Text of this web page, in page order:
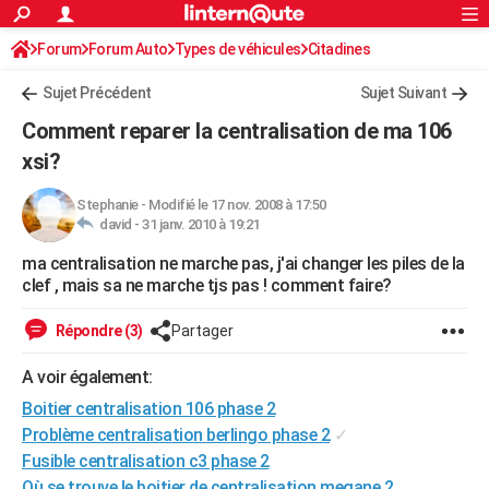
ACTUALITÉS
Politique
Société
Faits Divers
Education
Monde
Villes
+
Programme TV
Streaming
Cinéma
Sorties cinéma
Musique
FINANCE
Retraite
Impôts
Epargne
Immobilier
Risques naturels par ville
Banque
Assurance
Crédit
AUTO
Essais
Réserver un essai
Citadines
Berlines
SUV
Forum auto
HIGH-TECH
Mobiles
Meilleur smartphone
Internet
Ordinateurs
Jeux vidéo
Guide high-tech
+BRICOLAGE
Forum
Aménagement intérieur
Extérieur
Cuisine
Salle de bains
Jardinage
Rangement
WEEK-END
Guides de France
Escapades
Patrimoine
Expositions
Musées
Week-end nature
+LIFESTYLE
Art de vivre
Bien-être
Loisirs
Mode
Modes de vie
SANTE
Alimentation
Guide de la santé
Maladies
Médicaments
Sommeil
VOYAGE
S'inscrire
Connexion
Forum Forum Auto Types de véhicules Citadines
Sujet Précédent Sujet Suivant
Comment reparer la centralisation de ma 106
xsi?
Stephanie- Modifié le 17 nov. 2008 à 17:50
david - 31 janv. 2010 à 19:21
ma centralisation ne marche pas, j'ai changer les piles de la
clef , mais sa ne marche tjs pas ! comment faire?
Répondre (3) Partager
A voir également:
Boitier centralisation 106 phase 2
Problème centralisation berlingo phase 2 ✓
Fusible centralisation c3 phase 2